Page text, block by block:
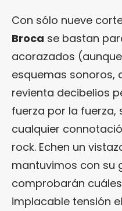
Con sólo nueve
Broca se bastan
acorazados
esquemas sonoros,
revienta decibelios
fuerza por la fuerza,
cualquier
rock. Echen un
mantuvimos con su
comprobarán
implacable tensión